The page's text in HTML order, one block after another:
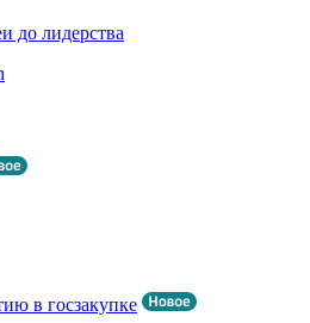
до лидерства
в госзакупке